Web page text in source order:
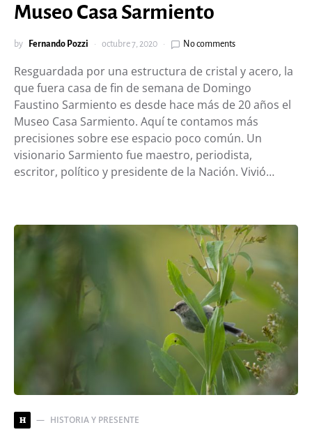
Museo Casa Sarmiento
by Fernando Pozzi octubre 7, 2020 No comments
Resguardada por una estructura de cristal y acero, la
que fuera casa de fin de semana de Domingo
Faustino Sarmiento es desde hace más de 20 años el
Museo Casa Sarmiento. Aquí te contamos más
precisiones sobre ese espacio poco común. Un
visionario Sarmiento fue maestro, periodista,
escritor, político y presidente de la Nación. Vivió…
H HISTORIA Y PRESENTE